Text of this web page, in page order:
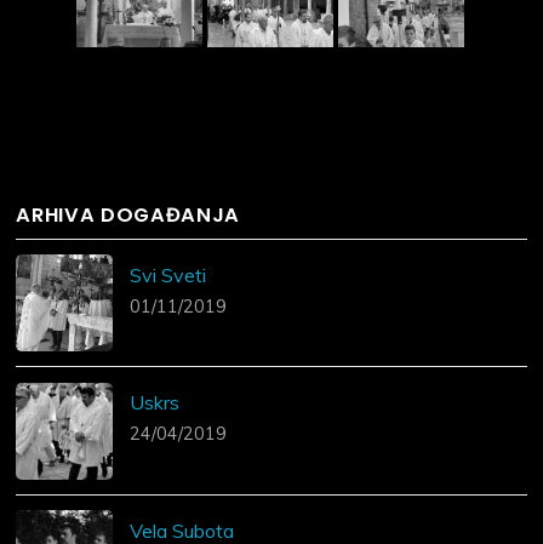
ARHIVA DOGAĐANJA
Svi Sveti
01/11/2019
Uskrs
24/04/2019
Vela Subota